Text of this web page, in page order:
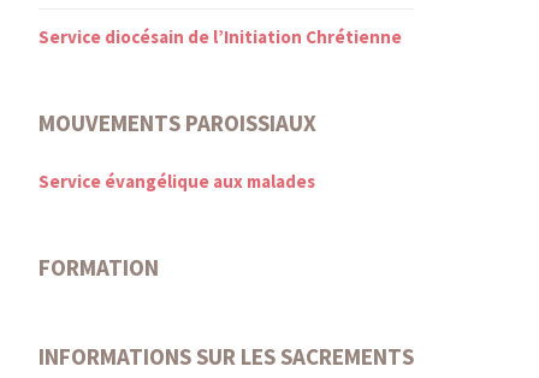
Service diocésain de l’Initiation Chrétienne
MOUVEMENTS PAROISSIAUX
Service évangélique aux malades
FORMATION
INFORMATIONS SUR LES SACREMENTS